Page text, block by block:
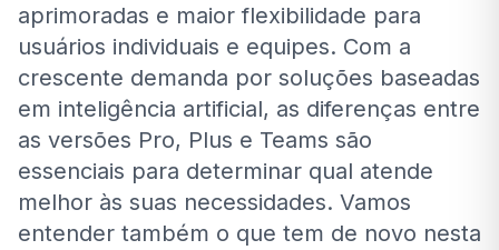
aprimoradas e maior flexibilidade para
usuários individuais e equipes. Com a
crescente demanda por soluções baseadas
em inteligência artificial, as diferenças entre
as versões Pro, Plus e Teams são
essenciais para determinar qual atende
melhor às suas necessidades. Vamos
entender também o que tem de novo nesta